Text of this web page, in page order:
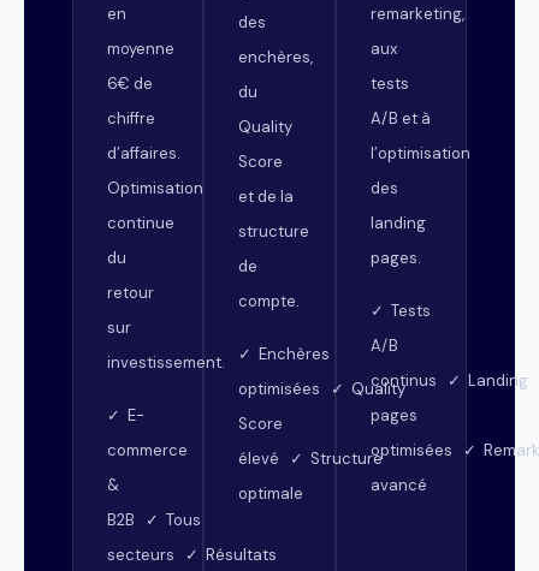
en
moyenne
6€ de
chiffre
d’affaires.
Optimisation
continue
du
retour
sur
investissement.
✓ E-
commerce
&
B2B ✓ Tous
secteurs ✓ Résultats
des
enchères,
du
Quality
Score
et de la
structure
de
compte.
✓ Enchères
optimisées ✓ Quality
Score
élevé ✓ Structure
optimale
remarketing,
aux
tests
A/B et à
l’optimisation
des
landing
pages.
✓ Tests
A/B
continus ✓ Landing
pages
optimisées ✓
avancé